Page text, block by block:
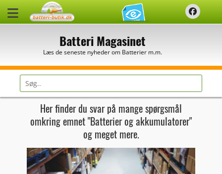
Batteri Magasinet
Læs de seneste nyheder om Batterier m.m.
Søg
efter:
Her finder du svar på mange spørgsmål
omkring emnet "Batterier og akkumulatorer"
og meget mere.